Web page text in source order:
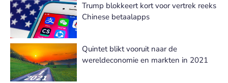
Trump blokkeert kort voor vertrek reeks
Chinese betaalapps
Quintet blikt vooruit naar de
wereldeconomie en markten in 2021